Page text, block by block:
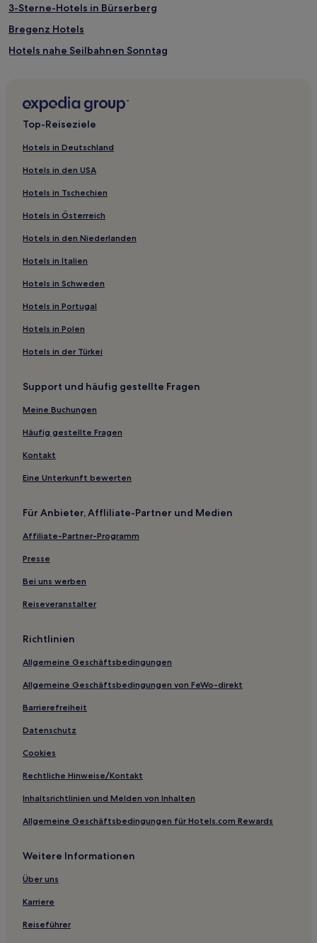
3-Sterne-Hotels in Bürserberg
Bregenz Hotels
Hotels nahe Seilbahnen Sonntag
Lorüns Hotels
Dalaas Hotels
Feldkirch: Hotels
Hotels nahe Tourismusbüro Klösterle
Vorarlberg: Hotels
Hotels nahe Waldschwimmbad Lech
Mittelberg Hotels
Bregenz: Hotels
Hotels nahe Bahnhof Riedenburg
Hotels nahe Petersbodenbahn
Hotels nahe Bahnhof Altenstadt
Hotels nahe Brauerei Frastanz
Hotels nahe Rotschrofenbahn
Bartholomäberg Hotels
Bezau Hotels
Thüringen Hotels
Innerlaterns Hotels
Hotels nahe Golfclub Montafon
Lech am Arlberg Hotels
Bezirk Dornbirn: Hotels
Hotels nahe Alamannen Museumsdorf
Damüls Hotels
Hotels nahe Spielplatz Damüls
Schoppernau Hotels
Hotels nahe Pfänderbahn Bergstation
Hotels nahe Marktgasse
Diezlings Hotels
Bludenz: Hotels
Buch Hotels
Hotels nahe Kanzelwandbahn
Hotels nahe Bahnhof Tisis
Hotels mit Parkplatz in Hirschegg
Business in Bludenz
Top-Reiseziele
Hotels in Deutschland
Hotels in den USA
Hotels in Tschechien
Hotels in Österreich
Hotels in den Niederlanden
Hotels in Italien
Hotels in Schweden
Hotels in Portugal
Hotels in Polen
Hotels in der Türkei
Support und häufig gestellte Fragen
Meine Buchungen
Häufig gestellte Fragen
Kontakt
Eine Unterkunft bewerten
Für Anbieter, Affliliate-Partner und Medien
Affiliate-Partner-Programm
Presse
Bei uns werben
Reiseveranstalter
Richtlinien
Allgemeine Geschäftsbedingungen
Allgemeine Geschäftsbedingungen von FeWo-direkt
Barrierefreiheit
Datenschutz
Cookies
Rechtliche Hinweise/Kontakt
Inhaltsrichtlinien und Melden von Inhalten
Allgemeine Geschäftsbedingungen für Hotels.com Rewards
Weitere Informationen
Über uns
Karriere
Reiseführer